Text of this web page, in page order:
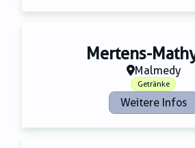
Mertens-
Malmedy
Getränke
Weitere Infos